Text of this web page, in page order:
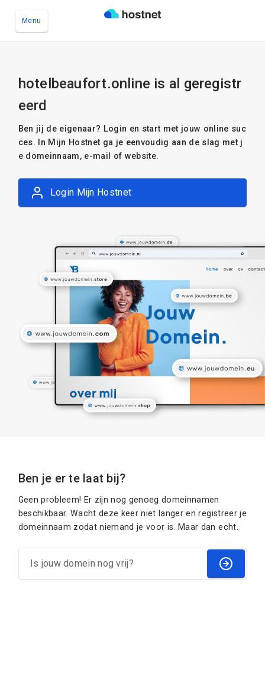
Menu
hotelbeaufort.online is al geregistr
eerd
Ben jij de eigenaar? Login en start met jouw online suc
ces. In Mijn Hostnet ga je eenvoudig aan de slag met j
e domeinnaam, e-mail of website.
Login Mijn Hostnet
Ben je er te laat bij?
Geen probleem! Er zijn nog genoeg domeinnamen
beschikbaar. Wacht deze keer niet langer en registreer je
domeinnaam zodat niemand je voor is. Maar dan echt.